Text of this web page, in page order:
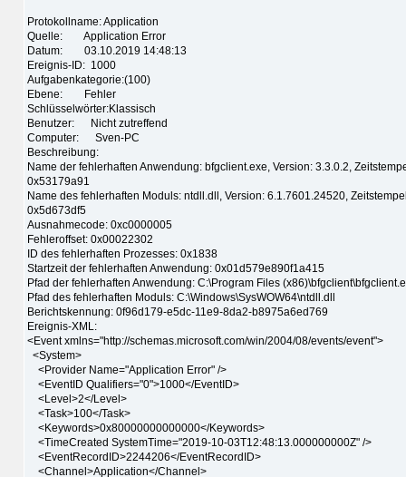
Protokollname: Application
Quelle: Application Error
Datum: 03.10.2019 14:48:13
Ereignis-ID: 1000
Aufgabenkategorie:(100)
Ebene: Fehler
Schlüsselwörter:Klassisch
Benutzer: Nicht zutreffend
Computer: Sven-PC
Beschreibung:
Name der fehlerhaften Anwendung: bfgclient.exe, Version: 3.3.0.2,
0x53179a91
Name des fehlerhaften Moduls: ntdll.dll, Version: 6.1.7601.24520,
0x5d673df5
Ausnahmecode: 0xc0000005
Fehleroffset: 0x00022302
ID des fehlerhaften Prozesses: 0x1838
Startzeit der fehlerhaften Anwendung: 0x01d579e890f1a415
Pfad der fehlerhaften Anwendung: C:\Program Files
Pfad des fehlerhaften Moduls: C:\Windows\SysWOW64\ntdll.dll
Berichtskennung: 0f96d179-e5dc-11e9-8da2-b8975a6ed769
Ereignis-XML:
<Event xmlns="http://schemas.microsoft.com/win/2004/08/events/event">
<System>
<Provider Name="Application Error" />
<EventID Qualifiers="0">1000</EventID>
<Level>2</Level>
<Task>100</Task>
<Keywords>0x80000000000000</Keywords>
<TimeCreated SystemTime="2019-10-03T12:48:13.000000000Z" />
<EventRecordID>2244206</EventRecordID>
<Channel>Application</Channel>